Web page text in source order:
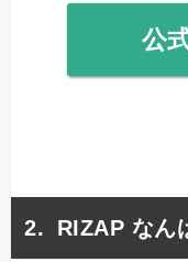
公
RIZAP なん